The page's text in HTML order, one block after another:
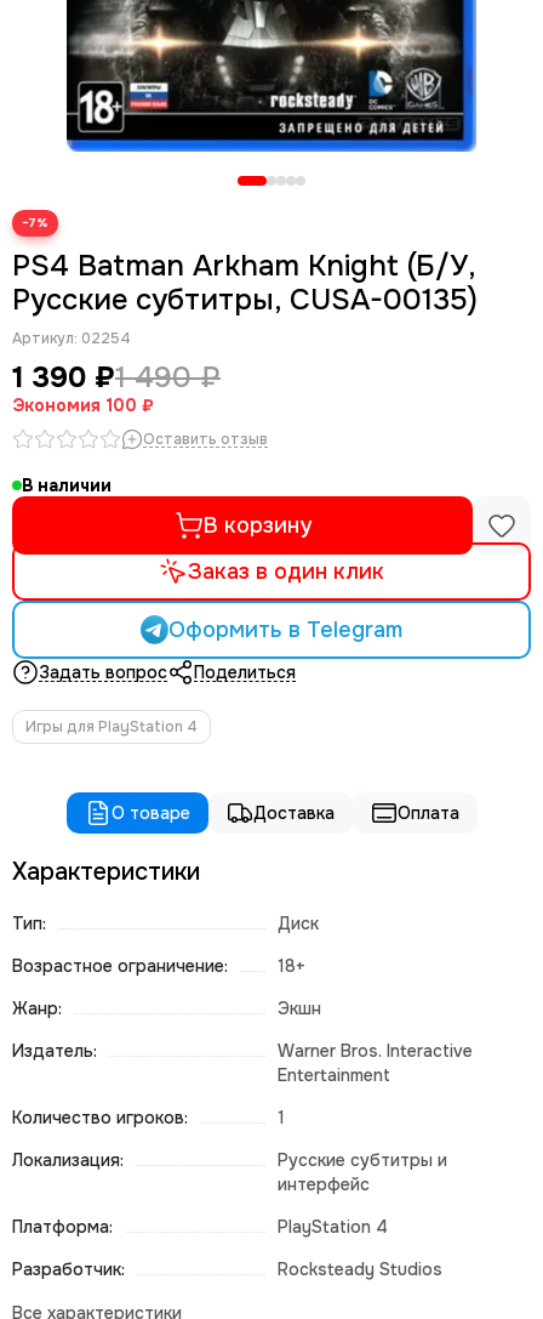
−7%
PS4 Batman Arkham Knight (Б/У,
Русские субтитры, CUSA-00135)
Артикул: 02254
1 390 ₽1 490 ₽
Экономия 100 ₽
Оставить отзыв
В наличии
В корзину
Заказ в один клик
Оформить в Telegram
Задать вопрос Поделиться
Игры для PlayStation 4
О товаре Доставка Оплата
Характеристики
Тип:
Диск
Возрастное ограничение:
18+
Жанр:
Экшн
Издатель:
Warner Bros. Interactive
Entertainment
Количество игроков:
1
Локализация:
Русские субтитры и
интерфейс
Платформа:
PlayStation 4
Разработчик:
Rocksteady Studios